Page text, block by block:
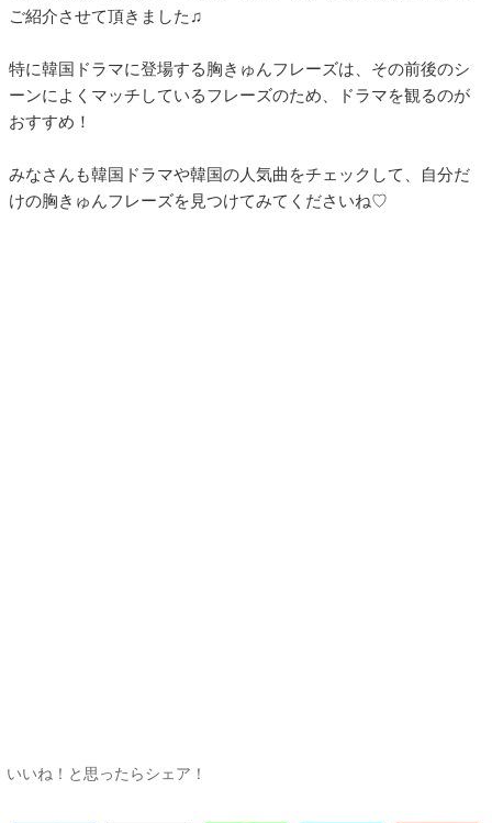
ご紹介させて頂きました♫
特に韓国ドラマに登場する胸きゅんフレーズは、その前後のシ
ーンによくマッチしているフレーズのため、ドラマを観るのが
おすすめ！
みなさんも韓国ドラマや韓国の人気曲をチェックして、自分だ
けの胸きゅんフレーズを見つけてみてくださいね♡
いいね！と思ったらシェア！